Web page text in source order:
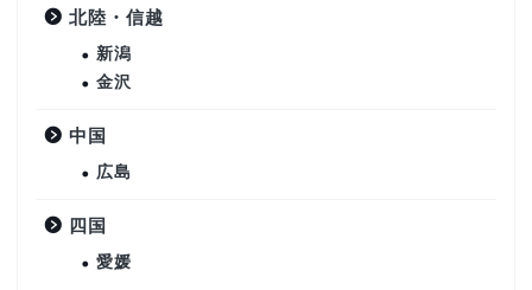
北陸・信越
新潟
金沢
中国
広島
四国
愛媛